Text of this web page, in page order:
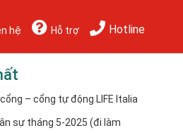
hệ Hỗ trợ Hotline
– cổng tự động LIFE Italia
sự tháng 5-2025 (đi làm